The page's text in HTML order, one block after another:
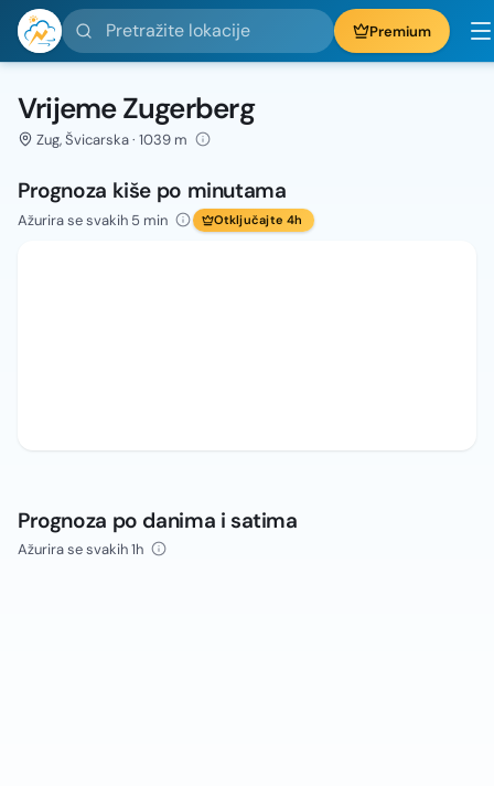
Pretražite lokacije Premium
Vrijeme Zugerberg
Zug, Švicarska · 1039 m
Prognoza kiše po minutama
Ažurira se svakih 5 min Otključajte 4h
Prognoza po danima i satima
Ažurira se svakih 1h